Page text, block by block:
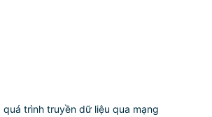
trình truyền dữ liệu qua mạng